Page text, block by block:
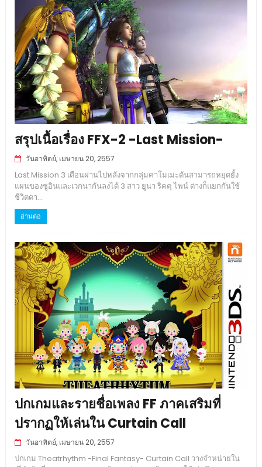
สรุปเนื้อเรื่อง FFX-2 -Last Mission-
วันอาทิตย์, เมษายน 20, 2557
Last Mission 3 เดือนผ่านไปหลังจากกลุ่มคาโมเมะดันสามารถหยุดยั้ง
แผนของชูอินและเวกนากันลงได้ 3 สาว ยูน่า ริคคุ ไพน์ ต่างก็แยกกันใช้
ชีวิตตา...
อ่านต่อ
ปกเกมและรายชื่อเพลง FF ภาคเสริมที่
ปรากฏให้เล่นใน Curtain Call
วันอาทิตย์, เมษายน 20, 2557
ปกเกม Theatrhythm -Final Fantasy- Curtain Call วางจำหน่ายใน